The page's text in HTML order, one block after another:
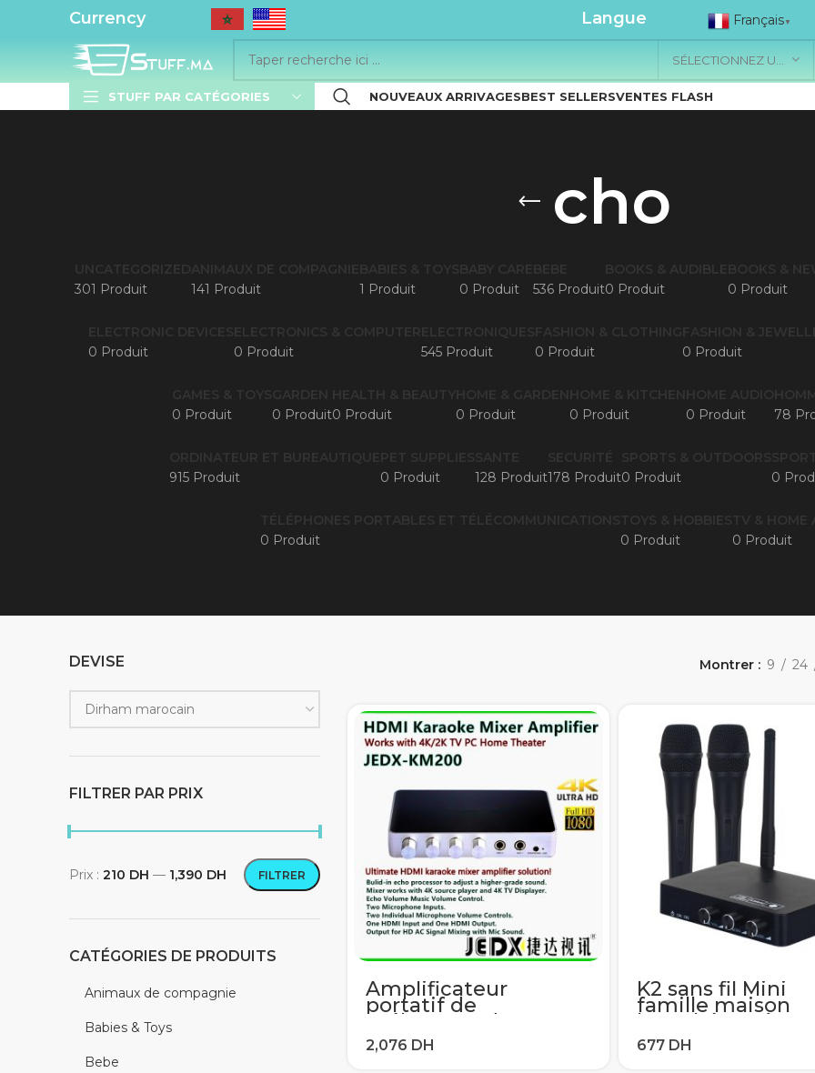
Currency Langue Français ▼
STUFF PAR CATÉGORIES NOUVEAUX ARRIVAGESBEST SELLERSVENTES FLASH
cho
301 Produit
141 Produit
1 Produit
0 Produit
536 Produit0 Produit
0 Produit
0 Produit
0 Produit
545 Produit
0 Produit
0 Produit
0 Produit
0 Produit0 Produit
0 Produit
0 Produit
0 Produit
78
915 Produit
0 Produit
128 Produit178 Produit0 Produit
0
0 Produit
0 Produit
0 Produit
DEVISE
FILTRER PAR PRIX
Prix min
Prix max FILTRER
Prix : 210 DH — 1,390 DH
CATÉGORIES DE PRODUITS
Animaux de compagnie
Babies & Toys
Bebe
Montrer 9 24
Amplificateur
portatif de
mélangeur de
karaoké de la
Machine HDMI de
K2 sans fil Mini
famille maison
karaoké système
d’écho portable
Machine à chanter